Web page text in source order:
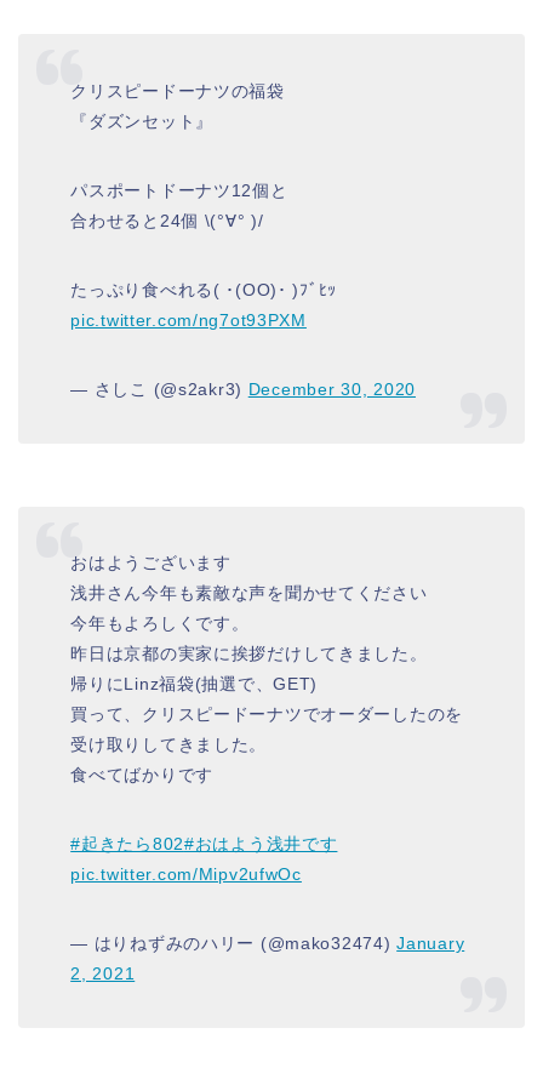
クリスピードーナツの福袋
『ダズンセット』
パスポートドーナツ12個と
合わせると24個 \(°∀° )/
たっぷり食べれる( ･(OO)･ )ﾌﾞﾋｯ
pic.twitter.com/ng7ot93PXM
— さしこ (@s2akr3) December 30, 2020
おはようございます
浅井さん今年も素敵な声を聞かせてください
今年もよろしくです。
昨日は京都の実家に挨拶だけしてきました。
帰りにLinz福袋(抽選で、GET)
買って、クリスピードーナツでオーダーしたのを
受け取りしてきました。
食べてばかりです
#起きたら802#おはよう浅井です
pic.twitter.com/Mipv2ufwOc
— はりねずみのハリー (@mako32474)January
2, 2021